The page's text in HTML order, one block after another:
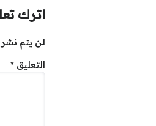
اترك
لن يتم نشر
التعليق *